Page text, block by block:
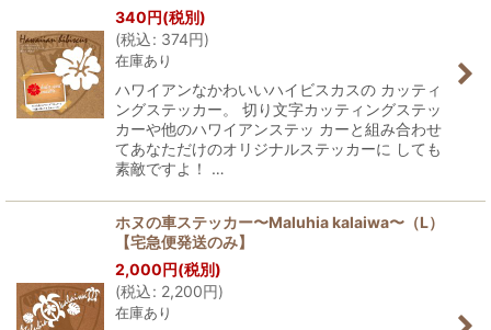
340円(税別)
(税込: 374円)
在庫あり
ハワイアンなかわいいハイビスカスの カッティ
ングステッカー。 切り文字カッティングステッ
カーや他のハワイアンステッ カーと組み合わせ
てあなただけのオリジナルステッカーに しても
素敵ですよ！ …
ホヌの車ステッカー〜Maluhia kalaiwa〜（L）
【宅急便発送のみ】
2,000円(税別)
(税込: 2,200円)
在庫あり